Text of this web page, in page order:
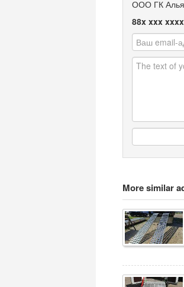
ООО ГК
88x xxx xxxx
More similar